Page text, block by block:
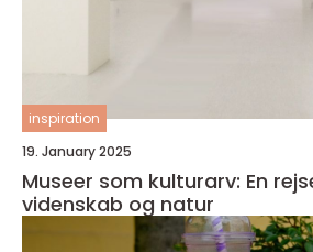
inspiration
19. January 2025
Museer som kulturarv: En
videnskab og natur